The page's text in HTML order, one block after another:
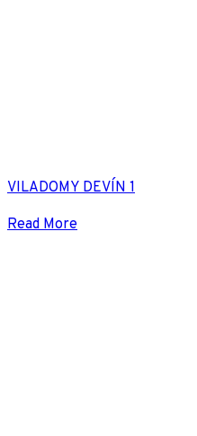
VILADOMY DEVÍN 1
Read More